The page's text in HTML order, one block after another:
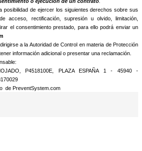
posibilidad de ejercer los siguientes derechos sobre sus
acceso, rectificación, supresión u olvido, limitación,
el consentimiento prestado, para ello podrá enviar un
a la Autoridad de Control en materia de Protección
información adicional o presentar una reclamación.
P4518100E, PLAZA ESPAÑA 1 - 45940 -
de PreventSystem.com